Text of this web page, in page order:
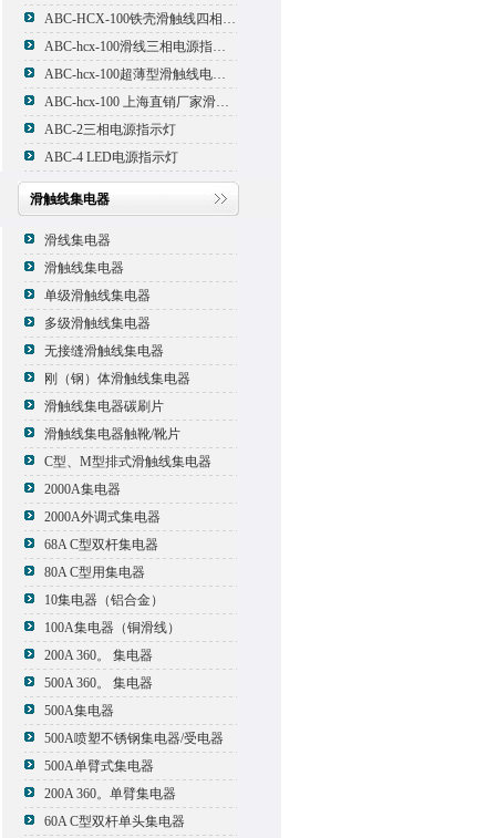
ABC-HCX-100铁壳滑触线四相电源指示灯
ABC-hcx-100滑线三相电源指示灯
ABC-hcx-100超薄型滑触线电源指示灯
ABC-hcx-100 上海直销厂家滑触线指示灯
ABC-2三相电源指示灯
ABC-4 LED电源指示灯
滑触线集电器
滑线集电器
滑触线集电器
单级滑触线集电器
多级滑触线集电器
无接缝滑触线集电器
刚（钢）体滑触线集电器
滑触线集电器碳刷片
滑触线集电器触靴/靴片
C型、M型排式滑触线集电器
2000A集电器
2000A外调式集电器
68A C型双杆集电器
80A C型用集电器
10集电器（铝合金）
100A集电器（铜滑线）
200A 360。 集电器
500A 360。 集电器
500A集电器
500A喷塑不锈钢集电器/受电器
500A单臂式集电器
200A 360。单臂集电器
60A C型双杆单头集电器